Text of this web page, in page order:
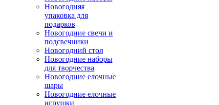
Новогодняя
упаковка для
подарков
Новогодние свечи и
подсвечники
Новогодний стол
Новогодние наборы
для творчества
Новогодние елочные
шары
Новогодние елочные
игрушки